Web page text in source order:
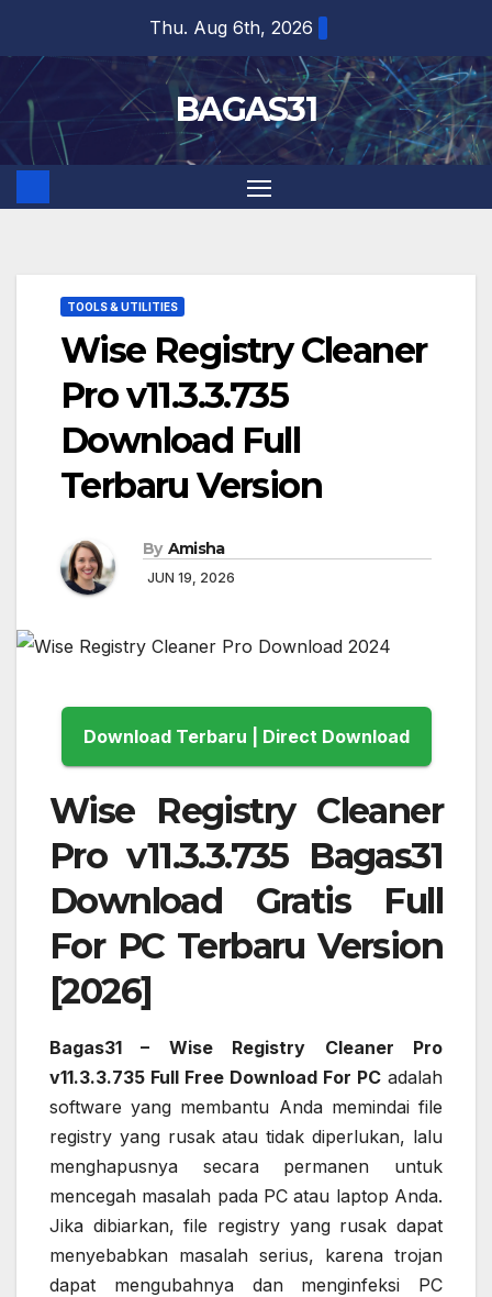
content
Thu. Aug 6th, 2026
BAGAS31
TOOLS & UTILITIES
Wise Registry Cleaner
Pro v11.3.3.735
Download Full
Terbaru Version
By Amisha
JUN 19, 2026
Download Terbaru | Direct Download
Wise Registry Cleaner
Pro v11.3.3.735 Bagas31
Download Gratis Full
For PC Terbaru Version
[2026]
Bagas31 – Wise Registry Cleaner Pro
v11.3.3.735 Full Free Download For PC adalah
software yang membantu Anda memindai file
registry yang rusak atau tidak diperlukan, lalu
menghapusnya secara permanen untuk
mencegah masalah pada PC atau laptop Anda.
Jika dibiarkan, file registry yang rusak dapat
menyebabkan masalah serius, karena trojan
dapat mengubahnya dan menginfeksi PC